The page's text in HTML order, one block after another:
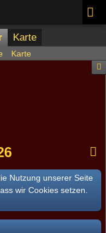
Karte
Karte
Nutzung unserer Seite
wir Cookies setzen.